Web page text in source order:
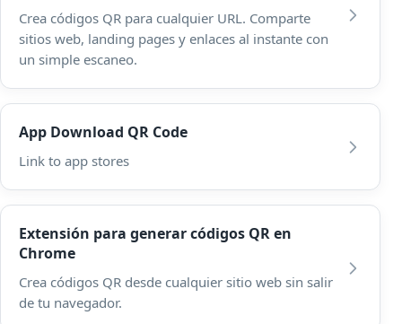
Crea códigos QR para cualquier URL. Comparte
sitios web, landing pages y enlaces al instante con
un simple escaneo.
App Download QR Code
Link to app stores
Extensión para generar códigos QR en
Chrome
Crea códigos QR desde cualquier sitio web sin salir
de tu navegador.